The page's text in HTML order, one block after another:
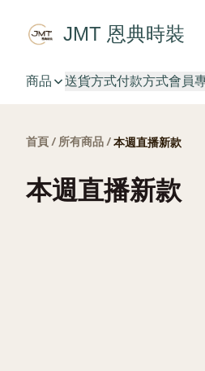
JMT 恩典時裝
商品 送貨方式付款方式會員
首頁 / 所有商品 / 本週直播新款
本週直播新款